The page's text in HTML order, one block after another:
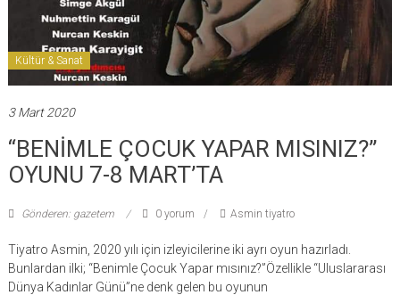
Kültür & Sanat
3 Mart 2020
“BENİMLE ÇOCUK YAPAR MISINIZ?”
OYUNU 7-8 MART’TA
Gönderen: gazetem 0 yorum Asmin tiyatro
Tiyatro Asmin, 2020 yılı için izleyicilerine iki ayrı oyun hazırladı.
Bunlardan ilki; “Benimle Çocuk Yapar mısınız?”Özellikle “Uluslararası
Dünya Kadınlar Günü”ne denk gelen bu oyunun